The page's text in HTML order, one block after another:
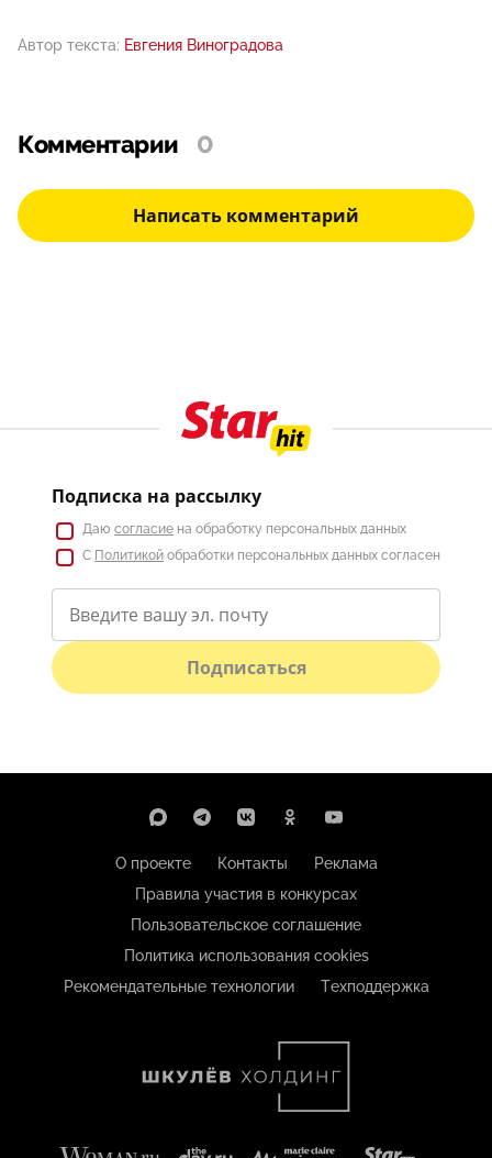
Автор текста: Евгения Виноградова
Комментарии 0
Написать комментарий
Подписка на рассылку
Даю согласие на обработку персональных данных
С Политикой обработки персональных данных согласен
Подписаться
О проекте Контакты
Реклама
Правила участия в конкурсах
Пользовательское соглашение
Политика использования cookies
Рекомендательные технологии
Техподдержка